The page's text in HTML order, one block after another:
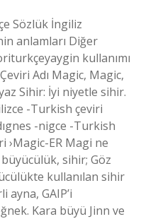
Sözlük İngiliz
anlamları Diğer
kullanımı
Adı Magic, Magic,
Sihir: İyi niyetle sihir.
-Turkish çeviri
-nigce -Turkish
ER Magi ne
sihir; Göz
kullanılan sihir
ayna, GAIP’i
Kara büyü Jinn ve